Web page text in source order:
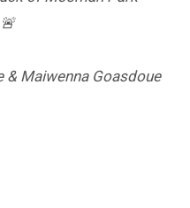
Maiwenna Goasdoue